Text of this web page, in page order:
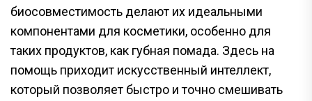
биосовместимость делают их идеальными
компонентами для косметики, особенно для
таких продуктов, как губная помада. Здесь на
помощь приходит искусственный интеллект,
который позволяет быстро и точно смешивать